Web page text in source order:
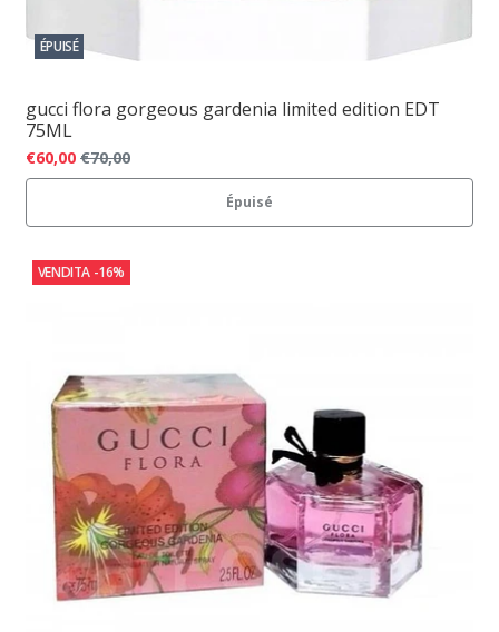
ÉPUISÉ
gucci flora gorgeous gardenia limited edition EDT
75ML
€60,00 €70,00
Épuisé
VENDITA -16%